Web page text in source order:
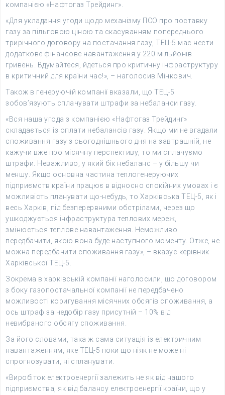
компанією «Нафтогаз Трейдинг».
«Для укладання угоди щодо механізму ПСО про поставку
газу за пільговою ціною та скасуванням попереднього
трирічного договору на постачання газу, ТЕЦ-5 має нести
додаткове фінансове навантаження у 220 мільйонів
гривень. Вдумайтеся, йдеться про критичну інфраструктуру
в критичний для країни час!», – наголосив Мінкович.
Також в генеруючій компанії вказали, що ТЕЦ-5
зобов’язують сплачувати штрафи за небаланси газу.
«Вся наша угода з компанією «Нафтогаз Трейдинг»
складається із оплати небалансів газу. Якщо ми не вгадали
споживання газу з сьогоднішнього дня на завтрашній, не
кажучи вже про місячну перспективу, то ми сплачуємо
штрафи. Неважливо, у який бік небаланс – у більшу чи
меншу. Якщо основна частина теплогенеруючих
підприємств країни працює в відносно спокійних умовах і є
можливість планувати що-небудь, то Харківська ТЕЦ-5, як і
весь Харків, під безперервними обстрілами, через що
ушкоджується інфраструктура теплових мереж,
змінюється теплове навантаження. Неможливо
передбачити, якою вона буде наступного моменту. Отже, не
можна передбачити споживання газу», – вказує керівник
Харківської ТЕЦ-5.
Зокрема в харківській компанії наголосили, що договором
з боку газопостачальної компанії не передбачено
можливості коригування місячних обсягів споживання, а
ось штраф за недобір газу присутній – 10% від
невибраного обсягу споживання.
За його словами, така ж сама ситуація із електричним
навантаженням, яке ТЕЦ-5 поки що ніяк не може ні
спрогнозувати, ні спланувати.
«Виробіток електроенергії залежить не як від нашого
підприємства, як від балансу електроенергії країни, що у